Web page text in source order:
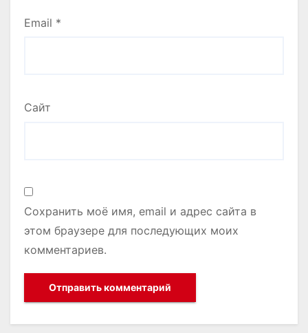
Email *
Сайт
Сохранить моё имя, email и адрес сайта в
этом браузере для последующих моих
комментариев.